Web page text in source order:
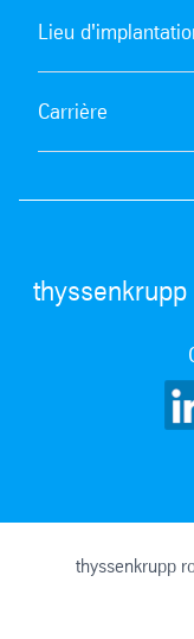
Lieu
Carrière
thyssenkrupp
thyssenkrupp